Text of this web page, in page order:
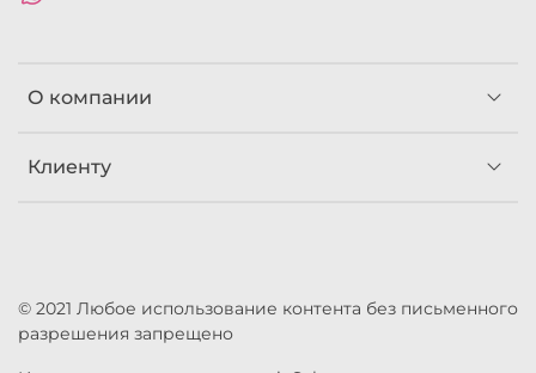
О компании
Клиенту
© 2021 Любое использование контента без письменного
разрешения запрещено